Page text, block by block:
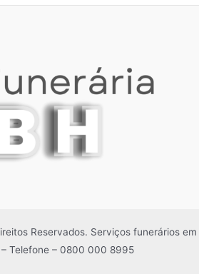
Reservados. Serviços funerários em
– Telefone – 0800 000 8995